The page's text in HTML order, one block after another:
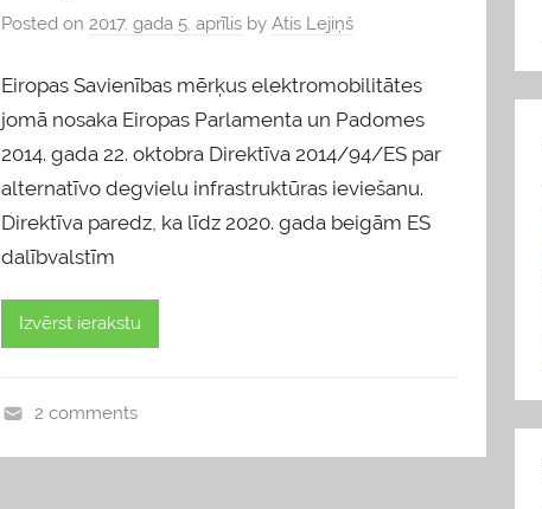
Posted on2017. gada 5. aprīlis byAtis Lejiņš
Eiropas Savienības mērķus elektromobilitātes
jomā nosaka Eiropas Parlamenta un Padomes
2014. gada 22. oktobra Direktīva 2014/94/ES par
alternatīvo degvielu infrastruktūras ieviešanu.
Direktīva paredz, ka līdz 2020. gada beigām ES
dalībvalstīm
Izvērst ierakstu
2 comments